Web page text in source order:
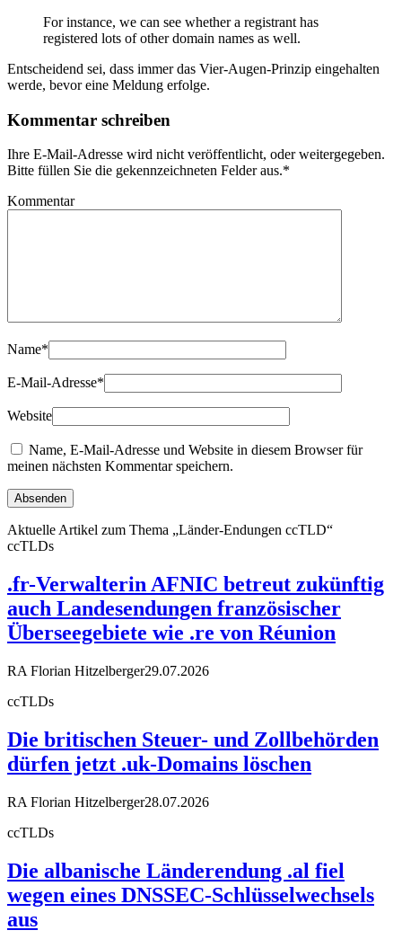
For instance, we can see whether a registrant has
registered lots of other domain names as well.
Entscheidend sei, dass immer das Vier-Augen-Prinzip eingehalten
werde, bevor eine Meldung erfolge.
Kommentar schreiben
Ihre E-Mail-Adresse wird nicht veröffentlicht, oder weitergegeben.
Bitte füllen Sie die gekennzeichneten Felder aus.*
Kommentar
Name*
E-Mail-Adresse*
Website
Name, E-Mail-Adresse und Website in diesem Browser für
meinen nächsten Kommentar speichern.
Aktuelle Artikel zum Thema „Länder-Endungen ccTLD“
ccTLDs
.fr-Verwalterin AFNIC betreut zukünftig
auch Landesendungen französischer
Überseegebiete wie .re von Réunion
RA Florian Hitzelberger29.07.2026
ccTLDs
Die britischen Steuer- und Zollbehörden
dürfen jetzt .uk-Domains löschen
RA Florian Hitzelberger28.07.2026
ccTLDs
Die albanische Länderendung .al fiel
wegen eines DNSSEC-Schlüsselwechsels
aus